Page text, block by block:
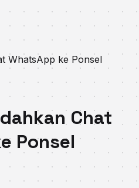
WhatsApp ke Ponsel
Chat
Ponsel